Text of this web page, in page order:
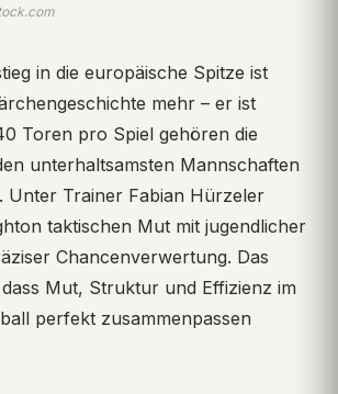
in die europäische Spitze ist
mehr – er ist
Toren pro Spiel gehören die
unterhaltsamsten Mannschaften
Unter Trainer Fabian Hürzeler
taktischen Mut mit jugendlicher
Chancenverwertung. Das
Mut, Struktur und Effizienz im
perfekt zusammenpassen